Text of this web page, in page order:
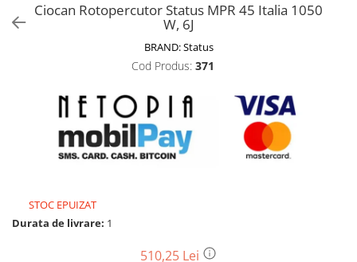
Motoburghie si accesorii
Drujbe pe benzina
Drujbe cu acumulator
Consumabile drujbe, fierastraie
Unelte electrice busteni
Mori cereale si batoze porumb
Batoze - mori desfacat porumb
Ciocan Rotopercutor Status MPR 45 Italia 1050
W, 6J
BRAND:Status
Cod Produs: 371
STOC EPUIZAT
Durata de livrare: 1
510,25 Lei